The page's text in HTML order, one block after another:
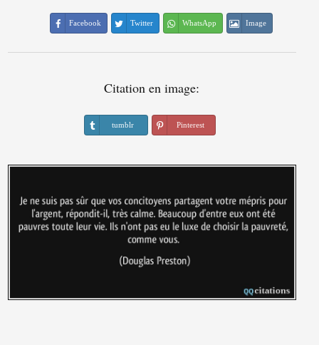
Facebook Twitter WhatsApp Image
Citation en image:
tumblr Pinterest